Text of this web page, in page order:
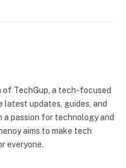
of TechGup, a tech-focused
latest updates, guides, and
a passion for technology and
aims to make tech
everyone.